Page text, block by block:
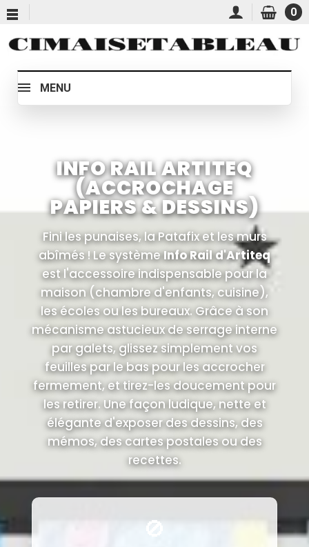
0
MENU
INFO RAIL ARTITEQ
(ACCROCHAGE
PAPIERS & DESSINS)
Fini les punaises, la Patafix et les murs
abîmés ! Le systèmeInfo Rail d'Artiteq
est l'accessoire indispensable pour la
maison (chambre d'enfants, cuisine),
les écoles ou les bureaux. Grâce à son
mécanisme astucieux de serrage interne
par galets, glissez simplement vos
feuilles par le bas pour les accrocher
fermement, et tirez-les doucement pour
les retirer. Une façon ludique, nette et
élégante d'exposer des dessins, des
mémos, des cartes postales ou des
recettes.
🚫